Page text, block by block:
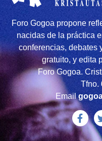
Foro Gogoa propone
nacidas de la práctica
conferencias, debates
gratuito, y edita
Foro Gogoa.
Tfno.
Email